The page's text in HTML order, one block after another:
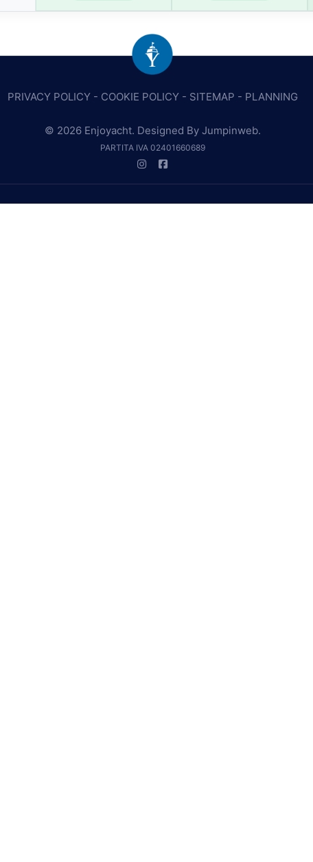
PRIVACY POLICY- COOKIE POLICY- SITEMAP - PLANNING
© 2026 Enjoyacht. Designed By Jumpinweb.
PARTITA IVA 02401660689